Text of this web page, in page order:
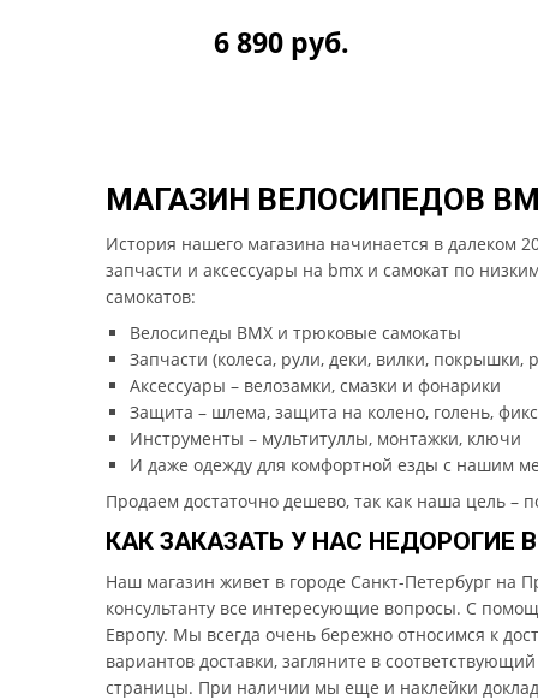
6 890 руб.
МАГАЗИН ВЕЛОСИПЕДОВ
История нашего магазина начинается в далеком
запчасти и аксессуары на bmx и самокат по
самокатов:
Велосипеды BMX и трюковые самокаты
Запчасти (колеса, рули, деки, вилки, покрышки,
Аксессуары – велозамки, смазки и фонарики
Защита – шлема, защита на колено, голень,
Инструменты – мультитуллы, монтажки, ключи
И даже одежду для комфортной езды с нашим
Продаем достаточно дешево, так как наша цель –
КАК ЗАКАЗАТЬ У НАС НЕДОРОГИЕ
Наш магазин живет в городе Санкт-Петербург на
консультанту все интересующие вопросы. С
Европу. Мы всегда очень бережно относимся к
вариантов доставки, загляните в
страницы. При наличии мы еще и наклейки